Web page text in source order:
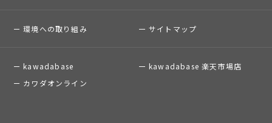
環境への取り組み サイトマップ
kawadabase
kawadabase 楽天市場店
カワダオンライン